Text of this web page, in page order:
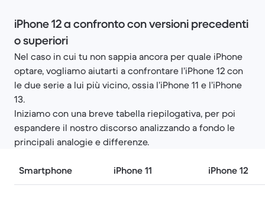
iPhone 12 a confronto con versioni precedenti
o superiori
Nel caso in cui tu non sappia ancora per quale iPhone
optare, vogliamo aiutarti a confrontare l’iPhone 12 con
le due serie a lui più vicino, ossia l’iPhone 11 e l’iPhone
13.
Iniziamo con una breve tabella riepilogativa, per poi
espandere il nostro discorso analizzando a fondo le
principali analogie e differenze.
Smartphone iPhone 11 iPhone 12